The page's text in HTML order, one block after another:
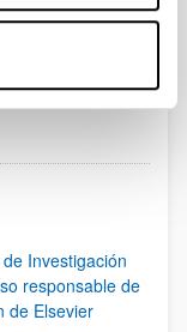
TAB para
Investigación
responsable de
de Elsevier